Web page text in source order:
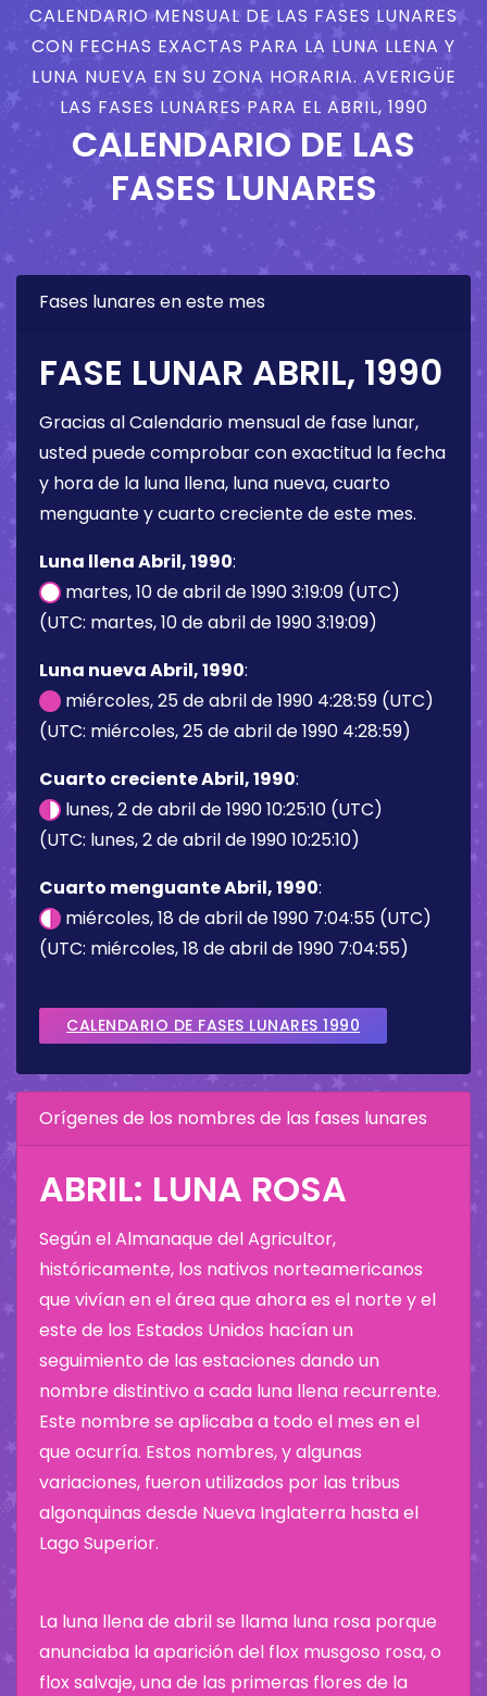
CALENDARIO MENSUAL DE LAS FASES LUNARES
CON FECHAS EXACTAS PARA LA LUNA LLENA Y
LUNA NUEVA EN SU ZONA HORARIA. AVERIGÜE
LAS FASES LUNARES PARA EL ABRIL, 1990
CALENDARIO DE LAS
FASES LUNARES
Fases lunares en este mes
FASE LUNAR ABRIL, 1990
Gracias al Calendario mensual de fase lunar,
usted puede comprobar con exactitud la fecha
y hora de la luna llena, luna nueva, cuarto
menguante y cuarto creciente de este mes.
Luna llena Abril, 1990:
martes, 10 de abril de 1990 3:19:09 (UTC)
(UTC: martes, 10 de abril de 1990 3:19:09)
Luna nueva Abril, 1990:
miércoles, 25 de abril de 1990 4:28:59 (UTC)
(UTC: miércoles, 25 de abril de 1990 4:28:59)
Cuarto creciente Abril, 1990:
lunes, 2 de abril de 1990 10:25:10 (UTC)
(UTC: lunes, 2 de abril de 1990 10:25:10)
Cuarto menguante Abril, 1990:
miércoles, 18 de abril de 1990 7:04:55 (UTC)
(UTC: miércoles, 18 de abril de 1990 7:04:55)
CALENDARIO DE FASES LUNARES 1990
Orígenes de los nombres de las fases lunares
ABRIL: LUNA ROSA
Según el Almanaque del Agricultor,
históricamente, los nativos norteamericanos
que vivían en el área que ahora es el norte y el
este de los Estados Unidos hacían un
seguimiento de las estaciones dando un
nombre distintivo a cada luna llena recurrente.
Este nombre se aplicaba a todo el mes en el
que ocurría. Estos nombres, y algunas
variaciones, fueron utilizados por las tribus
algonquinas desde Nueva Inglaterra hasta el
Lago Superior.
La luna llena de abril se llama luna rosa porque
anunciaba la aparición del flox musgoso rosa, o
flox salvaje, una de las primeras flores de la